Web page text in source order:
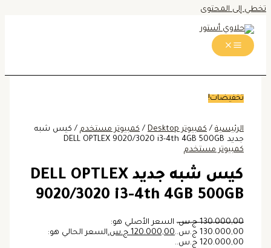
تخطي إلى المحتوى
تخفيضات!
الرئيسية /كمبيوتر Desktop /كمبيوتر مستخدم / كيس شبه
جديد DELL OPTLEX 9020/3020 i3-4th 4GB 500GB
كمبيوتر مستخدم
كيس شبه جديد DELL OPTLEX
9020/3020 i3-4th 4GB 500GB
130.000,00 ج.س. السعر الأصلي هو:
130.000,00 ج.س..
120.000,00 ج.س.السعر الحالي هو:
120.000,00 ج.س..